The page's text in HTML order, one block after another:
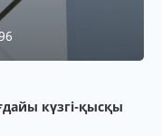
күзгі-қысқы